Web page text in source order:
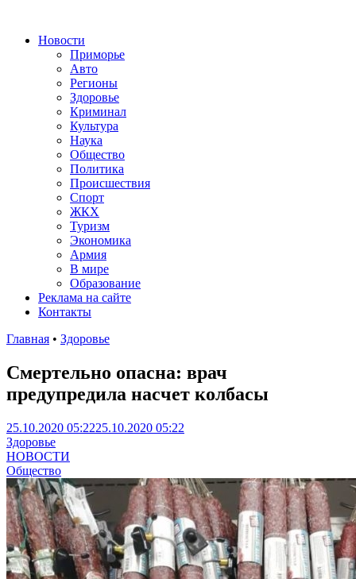
Новости
Приморье
Авто
Регионы
Здоровье
Криминал
Культура
Наука
Общество
Политика
Происшествия
Спорт
ЖКХ
Туризм
Экономика
Армия
В мире
Образование
Реклама на сайте
Контакты
Главная • Здоровье
Смертельно опасна: врач
предупредила насчет колбасы
25.10.2020 05:2225.10.2020 05:22
Здоровье
НОВОСТИ
Общество